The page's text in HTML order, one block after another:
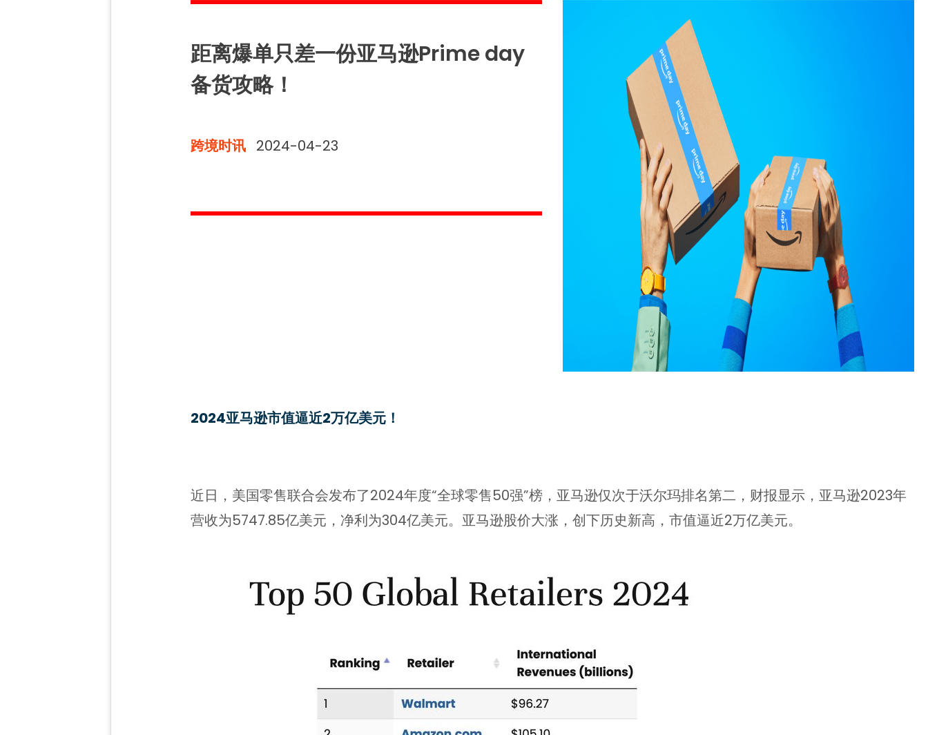
距离爆单只差一份亚马逊Prime day
备货攻略！
跨境时讯 2024-04-23
2024亚马逊市值逼近2万亿美元！
近日，美国零售联合会发布了2024年度“全球零售50强”榜，亚马逊仅次于沃尔玛排名第二，财报显示，亚马逊2023年
营收为5747.85亿美元，净利为304亿美元。亚马逊股价大涨，创下历史新高，市值逼近2万亿美元。